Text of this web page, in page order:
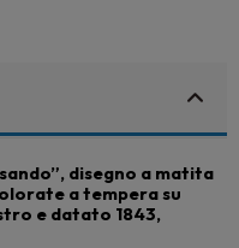
disegno a matita
a tempera su
e datato 1843,